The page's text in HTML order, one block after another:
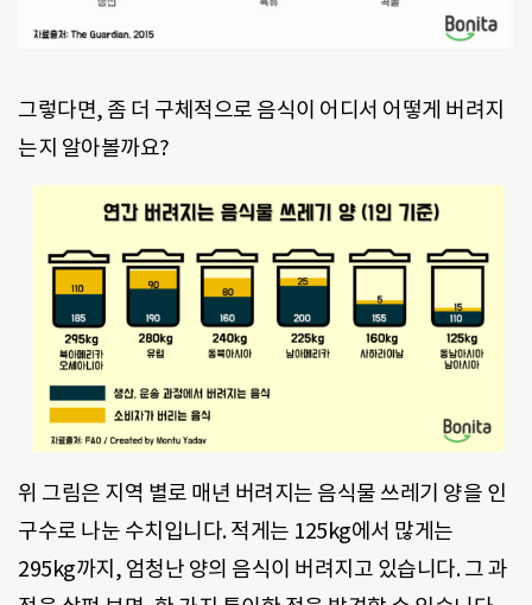
그렇다면, 좀 더 구체적으로 음식이 어디서 어떻게 버려지
는지 알아볼까요?
위 그림은 지역 별로 매년 버려지는 음식물 쓰레기 양을 인
구수로 나눈 수치입니다. 적게는 125kg에서 많게는
295kg까지, 엄청난 양의 음식이 버려지고 있습니다. 그 과